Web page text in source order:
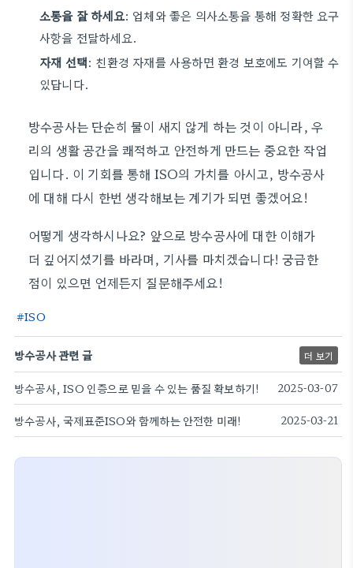
소통을 잘 하세요: 업체와 좋은 의사소통을 통해 정확한 요구
사항을 전달하세요.
자재 선택: 친환경 자재를 사용하면 환경 보호에도 기여할 수
있답니다.
방수공사는 단순히 물이 새지 않게 하는 것이 아니라, 우
리의 생활 공간을 쾌적하고 안전하게 만드는 중요한 작업
입니다. 이 기회를 통해 ISO의 가치를 아시고, 방수공사
에 대해 다시 한번 생각해보는 계기가 되면 좋겠어요!
어떻게 생각하시나요? 앞으로 방수공사에 대한 이해가
더 깊어지셨기를 바라며, 기사를 마치겠습니다! 궁금한
점이 있으면 언제든지 질문해주세요!
ISO
방수공사 관련 글 더 보기
방수공사, ISO 인증으로 믿을 수 있는 품질 확보하기! 2025-03-07
방수공사, 국제표준ISO와 함께하는 안전한 미래! 2025-03-21